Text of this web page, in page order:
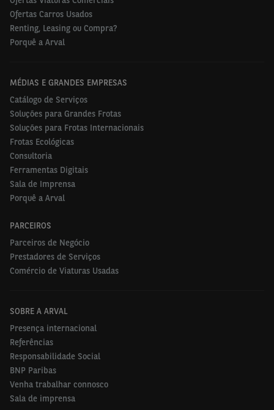
Ofertas Carros Usados
Renting, Leasing ou Compra?
Porquê a Arval
MÉDIAS E GRANDES EMPRESAS
Catálogo de Serviços
Soluções para Grandes Frotas
Soluções para Frotas Internacionais
Frotas Ecológicas
Consultoria
Ferramentas Digitais
Sala de Imprensa
Porquê a Arval
PARCEIROS
Parceiros de Negócio
Prestadores de Serviços
Comércio de Viaturas Usadas
SOBRE A ARVAL
Presença internacional
Referências
Responsabilidade Social
BNP Paribas
Venha trabalhar connosco
Sala de imprensa